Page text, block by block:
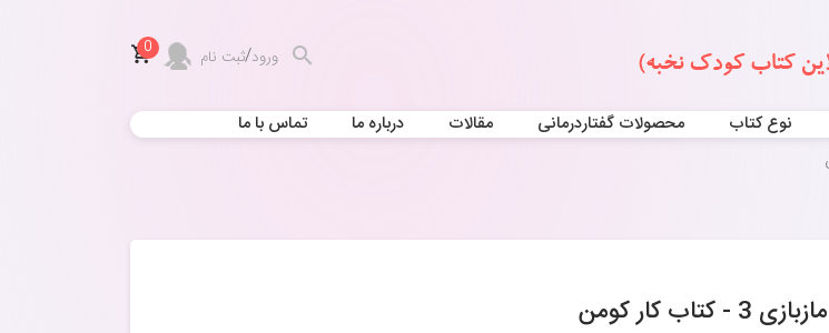
ورود/ثبت نام 0
نوع کتاب محصولات گفتاردرمانی مقالات درباره ما تماس با ما
مازبازی 3 - کتاب کار کومن